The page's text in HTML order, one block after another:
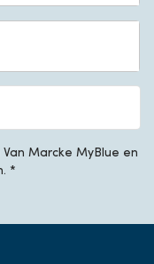
Marcke MyBlue en
*